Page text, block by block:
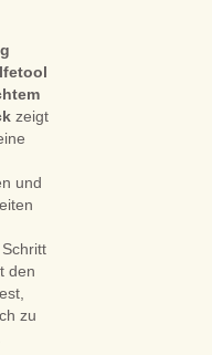
zeigt
und
den
zu